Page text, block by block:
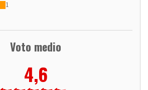
1
Voto medio
4,6